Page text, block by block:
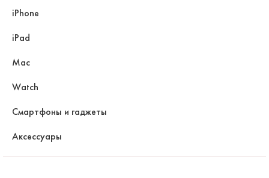
iPhone
iPad
Mac
Watch
Смартфоны и гаджеты
Аксессуары